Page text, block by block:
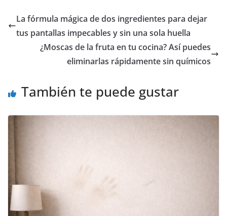
La fórmula mágica de dos ingredientes para dejar
tus pantallas impecables y sin una sola huella
¿Moscas de la fruta en tu cocina? Así puedes
eliminarlas rápidamente sin químicos
También te puede gustar